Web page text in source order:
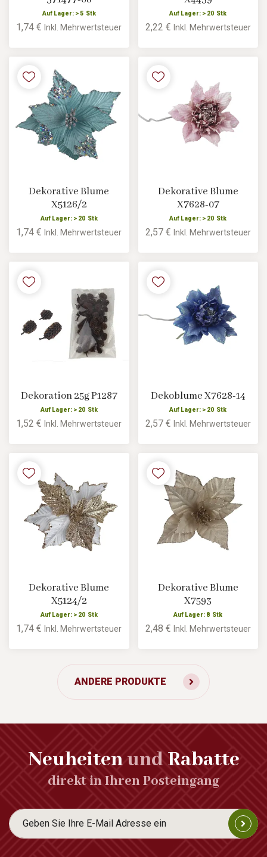
Auf Lager: > 5 Stk
1,74 €Inkl. Mehrwertsteuer
Auf Lager: > 20 Stk
2,22 € Inkl. Mehrwertsteuer
Dekorative Blume
X5126/2
Auf Lager: > 20 Stk
1,74 €Inkl. Mehrwertsteuer
Dekorative Blume
X7628-07
Auf Lager: > 20 Stk
2,57 € Inkl. Mehrwertsteuer
Dekoration 25g P1287
Auf Lager: > 20 Stk
1,52 €Inkl. Mehrwertsteuer
Dekoblume X7628-14
Auf Lager: > 20 Stk
2,57 € Inkl. Mehrwertsteuer
Dekorative Blume
X5124/2
Auf Lager: > 20 Stk
1,74 €Inkl. Mehrwertsteuer
Dekorative Blume
X7593
Auf Lager: 8 Stk
2,48 € Inkl. Mehrwertsteuer
ANDERE PRODUKTE
NeuheitenundRabatte
direkt in Ihren Posteingang